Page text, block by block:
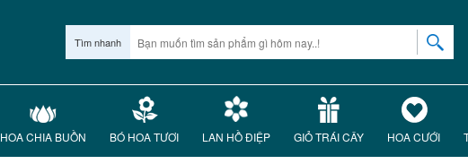
Tìm nhanh
HOA CHIA BUỒN BÓ HOA TƯƠI LAN HỒ ĐIỆP GIỎ TRÁI CÂY HOA CƯỚI